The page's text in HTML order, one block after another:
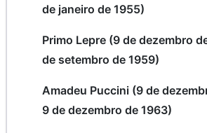
de janeiro de 1955)
Primo Lepre (9 de dezembro
de setembro de 1959)
Amadeu Puccini (9 de
9 de dezembro de 1963)